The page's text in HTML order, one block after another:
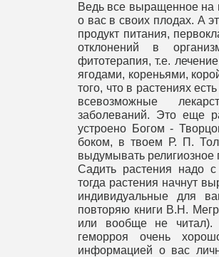
Ведь все выращенное
о вас в своих плодах. А
продукт питания,
отклонений в
фитотерапия, т.е.
ягодами, кореньями,
того, что в растениях
всевозможные
заболеваний. Это еще
устроено Богом -
боком, в твоем Р. П.
выдумывать религиозное
Садить растения надо
тогда растения начнут
индивидуальные для
повторяю книги В.Н.
или вообще не читал).
геморроя очень
информацией о вас